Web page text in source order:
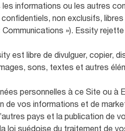
informations ou les autres
non exclusifs,
»). Essity
est libre de divulguer, copier,
sons, textes et autres
personnelles à ce Site ou
de vos informations et de
pays et la publication de
loi suédoise du traitement de